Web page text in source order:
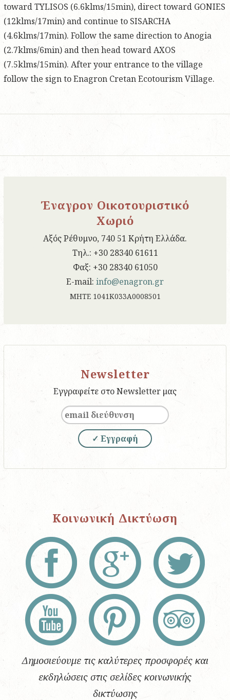
toward TYLISOS (6.6klms/15min), direct toward GONIES
(12klms/17min) and continue to SISARCHA
(4.6klms/17min). Follow the same direction to Anogia
(2.7klms/6min) and then head toward AXOS
(7.5klms/15min). After your entrance to the village
follow the sign to Enagron Cretan Ecotourism Village.
Έναγρον Οικοτουριστικό
Χωριό
Αξός Ρέθυμνο, 740 51 Κρήτη Ελλάδα.
Tηλ.: +30 28340 61611
Φαξ: +30 28340 61050
E-mail: info@enagron.gr
ΜΗΤΕ 1041Κ033Α0008501
Newsletter
Εγγραφείτε στο Newsletter μας
✓ Εγγραφή
Κοινωνική Δικτύωση
Δημοσιεύουμε τις καλύτερες προσφορές και
εκδηλώσεις στις σελίδες κοινωνικής
δικτύωσης